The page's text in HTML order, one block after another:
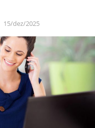
15/dez/2025